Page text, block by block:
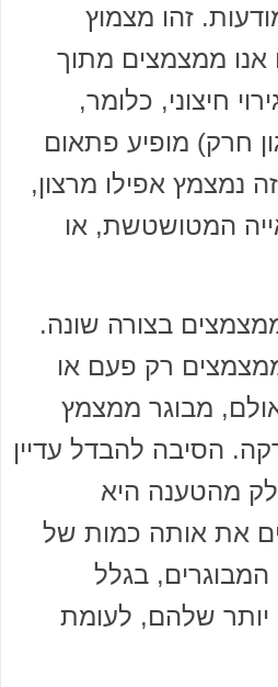
זהו מצמוץ
אנו ממצמצים מתוך
חיצוני, כלומר,
חרק) מופיע פתאום
נמצמץ אפילו מרצון,
המטושטשת, או
בצורה שונה.
רק פעם או
מבוגר ממצמץ
בדקה. הסיבה להבדל עדיין
מהטענה היא
את אותה כמות של
המבוגרים, בגלל
יותר שלהם, לעומת